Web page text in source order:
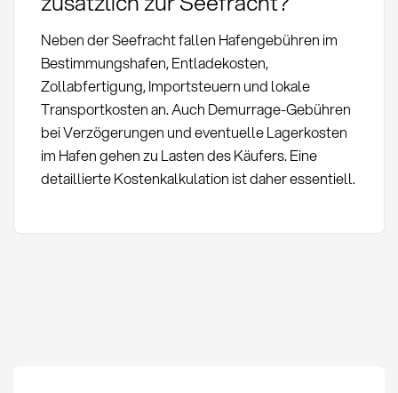
Neben der Seefracht fallen Hafengebühren im
Bestimmungshafen, Entladekosten,
Zollabfertigung, Importsteuern und lokale
Transportkosten an. Auch Demurrage-Gebühren
bei Verzögerungen und eventuelle Lagerkosten
im Hafen gehen zu Lasten des Käufers. Eine
detaillierte Kostenkalkulation ist daher essentiell.